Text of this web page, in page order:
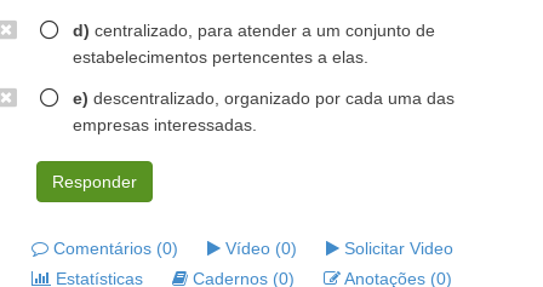
d) centralizado, para atender a um conjunto de
estabelecimentos pertencentes a elas.
e) descentralizado, organizado por cada uma das
empresas interessadas.
Responder
Comentários (0) Vídeo (0)
Solicitar Video
Estatísticas
Cadernos (0) Anotações (0)